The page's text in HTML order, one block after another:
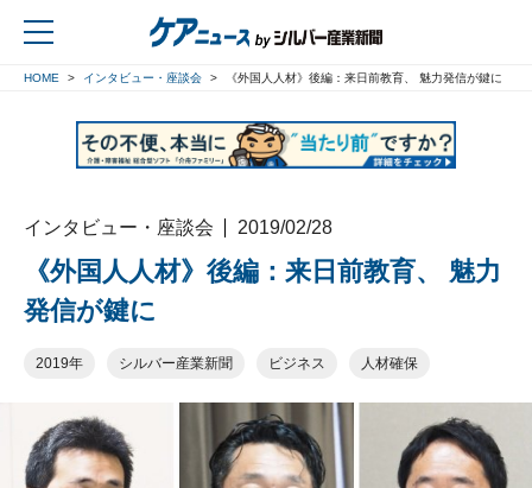
HOME インタビュー・座談会 《外国人人材》後編：来日前教育、 魅力発信が鍵に
インタビュー・座談会 2019/02/28
《外国人人材》後編：来日前教育、 魅力
発信が鍵に
2019年 シルバー産業新聞 ビジネス 人材確保